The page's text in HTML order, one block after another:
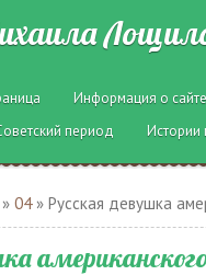
Информация о сайте
период
Истории
» 04» Русская девушка